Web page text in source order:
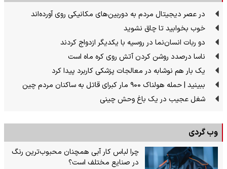
در عصر دیجیتال مردم به دوربین‌های مکانیکی روی آورده‌اند
خوب بخوابید تا چاق نشوید
دو ربات انسان‌نما در روسیه با یکدیگر ازدواج کردند
ناسا درصدد روشن کردن آتش روی کره ماه است
یک بار هم نوشابه در معالجات پزشکی کاربرد پیدا کرد
ببینید | حمله هولناک ۹۰۰ مار کبرای قاتل به ساکنان مردم چین
شغل عجیب در یک باغ وحش چینی
وب گردی
چرا لباس کار آبی همچنان محبوب‌ترین رنگ
در صنایع مختلف است؟